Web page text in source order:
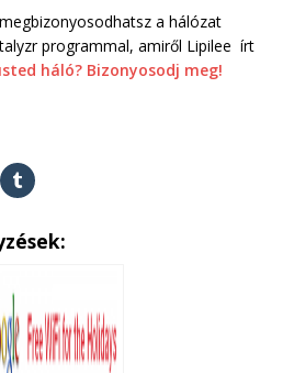
a hálózat
programmal, amiről Lipilee írt
háló? Bizonyosodj meg!